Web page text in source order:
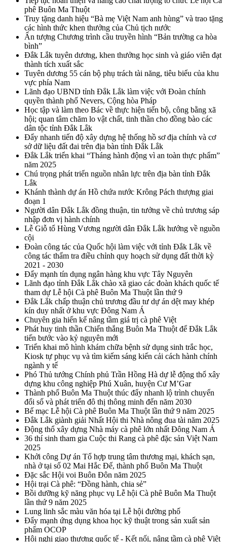
phê Buôn Ma Thuột
Truy tặng danh hiệu “Bà mẹ Việt Nam anh hùng” và trao tặng
các hình thức khen thưởng của Chủ tịch nước
Ấn tượng Chương trình cầu truyền hình “Bản trường ca hòa
bình”
Đắk Lắk tuyên dương, khen thưởng học sinh và giáo viên đạt
thành tích xuất sắc
Tuyên dương 55 cán bộ phụ trách tài năng, tiêu biểu của khu
vực phía Nam
Lãnh đạo UBND tỉnh Đắk Lắk làm việc với Đoàn chính
quyền thành phố Nevers, Cộng hòa Pháp
Học tập và làm theo Bác về thực hiện tiến bộ, công bằng xã
hội; quan tâm chăm lo vật chất, tinh thần cho đồng bào các
dân tộc tỉnh Đắk Lắk
Đẩy nhanh tiến độ xây dựng hệ thống hồ sơ địa chính và cơ
sở dữ liệu đất đai trên địa bàn tỉnh Đắk Lắk
Đắk Lắk triển khai “Tháng hành động vì an toàn thực phẩm”
năm 2025
Chú trọng phát triển nguồn nhân lực trên địa bàn tỉnh Đắk
Lắk
Khánh thành dự án Hồ chứa nước Krông Pách thượng giai
đoạn 1
Người dân Đắk Lắk đồng thuận, tin tưởng về chủ trương sáp
nhập đơn vị hành chính
Lễ Giỗ tổ Hùng Vương người dân Đắk Lắk hướng về nguồn
cội
Đoàn công tác của Quốc hội làm việc với tỉnh Đắk Lắk về
công tác thẩm tra điều chỉnh quy hoạch sử dụng đất thời kỳ
2021 - 2030
Đẩy mạnh tín dụng ngân hàng khu vực Tây Nguyên
Lãnh đạo tỉnh Đắk Lắk chào xã giao các đoàn khách quốc tế
tham dự Lễ hội Cà phê Buôn Ma Thuột lần thứ 9
Đắk Lắk chấp thuận chủ trương đầu tư dự án dệt may khép
kín duy nhất ở khu vực Đông Nam Á
Chuyên gia hiến kế nâng tầm giá trị cà phê Việt
Phát huy tinh thần Chiến thắng Buôn Ma Thuột để Đắk Lắk
tiến bước vào kỷ nguyên mới
Triển khai mô hình khám chữa bệnh sử dụng sinh trắc học,
Kiosk tự phục vụ và tìm kiếm sáng kiến cải cách hành chính
ngành y tế
Phó Thủ tướng Chính phủ Trần Hồng Hà dự lễ động thổ xây
dựng khu công nghiệp Phú Xuân, huyện Cư M’Gar
Thành phố Buôn Ma Thuột thúc đẩy nhanh lộ trình chuyển
đổi số và phát triển đô thị thông minh đến năm 2030
Bế mạc Lễ hội Cà phê Buôn Ma Thuột lần thứ 9 năm 2025
Đắk Lắk giành giải Nhất Hội thi Nhà nông đua tài năm 2025
Động thổ xây dựng Nhà máy cà phê lớn nhất Đông Nam Á
36 thí sinh tham gia Cuộc thi Rang cà phê đặc sản Việt Nam
2025
Khởi công Dự án Tổ hợp trung tâm thương mại, khách sạn,
nhà ở tại số 02 Mai Hắc Đế, thành phố Buôn Ma Thuột
Đặc sắc Hội voi Buôn Đôn năm 2025
Hội trại Cà phê: “Đồng hành, chia sẻ”
Bồi dưỡng kỹ năng phục vụ Lễ hội Cà phê Buôn Ma Thuột
lần thứ 9 năm 2025
Lung linh sắc màu văn hóa tại Lễ hội đường phố
Đẩy mạnh ứng dụng khoa học kỹ thuật trong sản xuất sản
phẩm OCOP
Hội nghị giao thương quốc tế - Kết nối, nâng tầm cà phê Việt